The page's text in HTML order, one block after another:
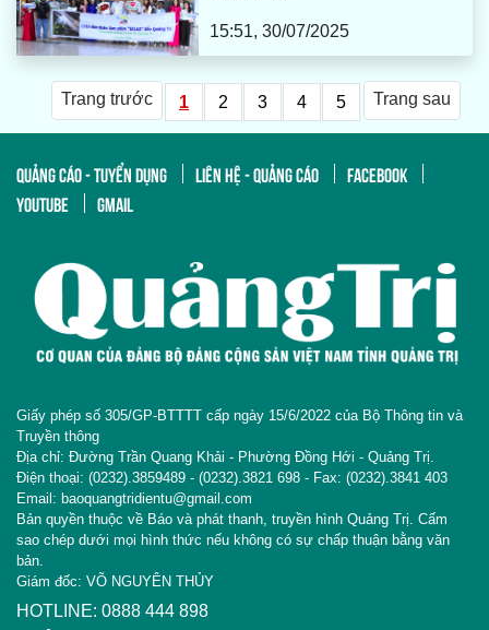
15:51, 30/07/2025
Trang trước 1 2 3 4 5 Trang sau
QUẢNG CÁO - TUYỂN DỤNG LIÊN HỆ - QUẢNG CÁO
FACEBOOK
YOUTUBE
GMAIL
Giấy phép số 305/GP-BTTTT cấp ngày 15/6/2022 của Bộ Thông tin và
Truyền thông
Địa chỉ: Đường Trần Quang Khải - Phường Đồng Hới - Quảng Trị.
Điện thoại: (0232).3859489 - (0232).3821 698 - Fax: (0232).3841 403
Email: baoquangtridientu@gmail.com
Bản quyền thuộc về Báo và phát thanh, truyền hình Quảng Trị. Cấm
sao chép dưới mọi hình thức nếu không có sự chấp thuận bằng văn
bản.
Giám đốc: VÕ NGUYÊN THỦY
HOTLINE: 0888 444 898